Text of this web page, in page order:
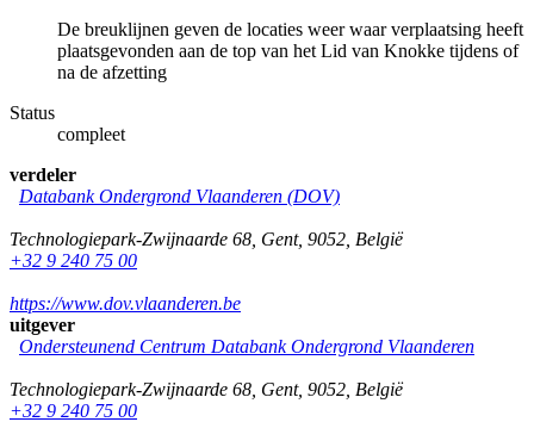
De breuklijnen geven de locaties weer waar verplaatsing heeft
plaatsgevonden aan de top van het Lid van Knokke tijdens of
na de afzetting
Status
compleet
verdeler
Databank Ondergrond Vlaanderen (DOV)
Technologiepark-Zwijnaarde 68 Gent, 9052 België
+32 9 240 75 00
https://www.dov.vlaanderen.be
uitgever
Ondersteunend Centrum Databank Ondergrond Vlaanderen
Technologiepark-Zwijnaarde 68 Gent, 9052 België
+32 9 240 75 00